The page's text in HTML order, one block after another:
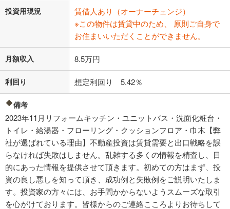
投資用現況
賃借人あり（オーナーチェンジ）
※この物件は賃貸中のため、 原則ご自身で
お住まいいただくことができません。
月額収入 8.5万円
利回り 想定利回り 5.42％
備考
2023年11月リフォームキッチン・ユニットバス・洗面化粧台・
トイレ・給湯器・フローリング・クッションフロア・巾木【弊
社が選ばれている理由】不動産投資は賃貸需要と出口戦略を誤
らなければ失敗はしません。乱雑する多くの情報を精査し、目
的にあった情報を提供させて頂きます。初めての方はまず、投
資の良し悪しを知って頂き、成功例と失敗例をご説明いたしま
す。投資家の方々には、お手間かからないようスムーズな取引
を心がけております。皆様からのご連絡こころよりお待ちして